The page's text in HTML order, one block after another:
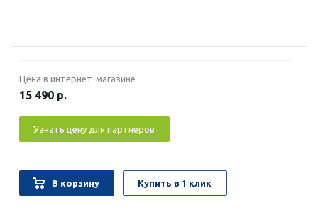
Цена в интернет-магазине
15 490 р.
Узнать цену для партнеров
В корзину Купить в 1 клик